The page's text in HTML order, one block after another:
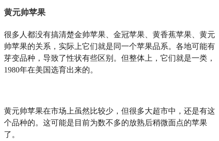
黄元帅苹果
很多人都没有搞清楚金帅苹果、金冠苹果、黄香蕉苹果、黄元
帅苹果的关系，实际上它们就是同一个苹果品系。各地可能有
芽变品种，导致了性状有些区别。但整体上，它们就是一类，
1980年在美国选育出来的。
黄元帅苹果在市场上虽然比较少，但很多大超市中，还是有这
个品种的。这可能是目前为数不多的放熟后稍微面点的苹果
了。